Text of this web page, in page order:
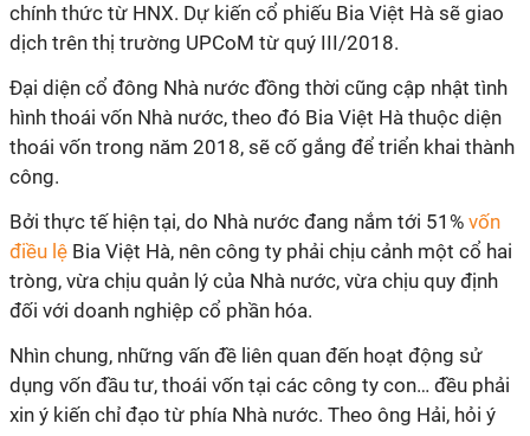
chính thức từ HNX. Dự kiến cổ phiếu Bia Việt Hà sẽ giao
dịch trên thị trường UPCoM từ quý III/2018.
Đại diện cổ đông Nhà nước đồng thời cũng cập nhật tình
hình thoái vốn Nhà nước, theo đó Bia Việt Hà thuộc diện
thoái vốn trong năm 2018, sẽ cố gắng để triển khai thành
công.
Bởi thực tế hiện tại, do Nhà nước đang nắm tới 51% vốn
điều lệ Bia Việt Hà, nên công ty phải chịu cảnh một cổ hai
tròng, vừa chịu quản lý của Nhà nước, vừa chịu quy định
đối với doanh nghiệp cổ phần hóa.
Nhìn chung, những vấn đề liên quan đến hoạt động sử
dụng vốn đầu tư, thoái vốn tại các công ty con… đều phải
xin ý kiến chỉ đạo từ phía Nhà nước. Theo ông Hải, hỏi ý